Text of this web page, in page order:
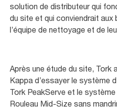
solution de distributeur qui
du site et qui conviendrait
l’équipe de nettoyage et de
Après une étude du site, Tork
Kappa d’essayer le système
Tork PeakServe et le
Rouleau Mid-Size sans